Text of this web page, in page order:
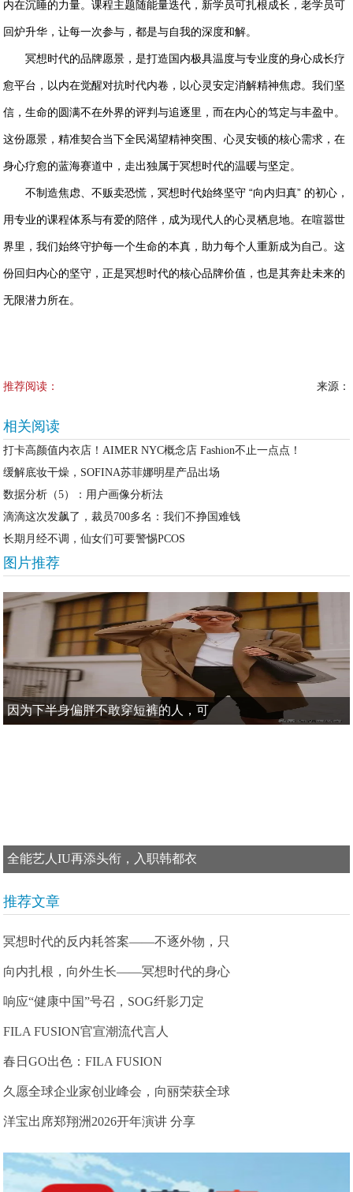
内在沉睡的力量。课程主题随能量迭代，新学员可扎根成长，老学员可
回炉升华，让每一次参与，都是与自我的深度和解。
冥想时代的品牌愿景，是打造国内极具温度与专业度的身心成长疗
愈平台，以内在觉醒对抗时代内卷，以心灵安定消解精神焦虑。我们坚
信，生命的圆满不在外界的评判与追逐里，而在内心的笃定与丰盈中。
这份愿景，精准契合当下全民渴望精神突围、心灵安顿的核心需求，在
身心疗愈的蓝海赛道中，走出独属于冥想时代的温暖与坚定。
不制造焦虑、不贩卖恐慌，冥想时代始终坚守 “向内归真” 的初心，
用专业的课程体系与有爱的陪伴，成为现代人的心灵栖息地。在喧嚣世
界里，我们始终守护每一个生命的本真，助力每个人重新成为自己。这
份回归内心的坚守，正是冥想时代的核心品牌价值，也是其奔赴未来的
无限潜力所在。
推荐阅读： 来源：
相关阅读
打卡高颜值内衣店！AIMER NYC概念店 Fashion不止一点点！
缓解底妆干燥，SOFINA苏菲娜明星产品出场
数据分析（5）：用户画像分析法
滴滴这次发飙了，裁员700多名：我们不挣国难钱
长期月经不调，仙女们可要警惕PCOS
图片推荐
因为下半身偏胖不敢穿短裤的人，可
全能艺人IU再添头衔，入职韩都衣
推荐文章
冥想时代的反内耗答案——不逐外物，只
向内扎根，向外生长——冥想时代的身心
响应“健康中国”号召，SOG纤影刀定
FILA FUSION官宣潮流代言人
春日GO出色：FILA FUSION
久愿全球企业家创业峰会，向丽荣获全球
洋宝出席郑翔洲2026开年演讲 分享